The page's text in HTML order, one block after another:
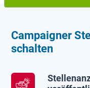
Campaigner
schalten